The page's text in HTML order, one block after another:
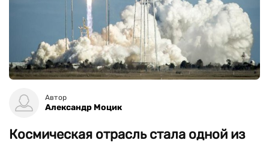
Автор
Александр Моцик
Космическая отрасль стала одной из